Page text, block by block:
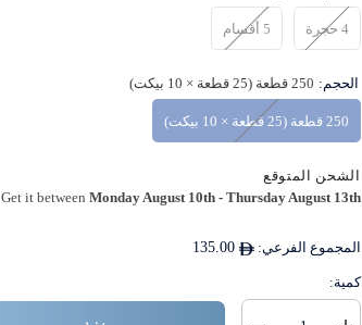
4 حجرة 5 أقسام
الحجم: 250 قطعة (25 قطعة × 10 بيكت)
250 قطعة (25 قطعة × 10 بيكت)
الشحن المتوقع
Get it between Monday August 10th- Thursday August 13th
المجموع الفرعي: 135.00
كمية: